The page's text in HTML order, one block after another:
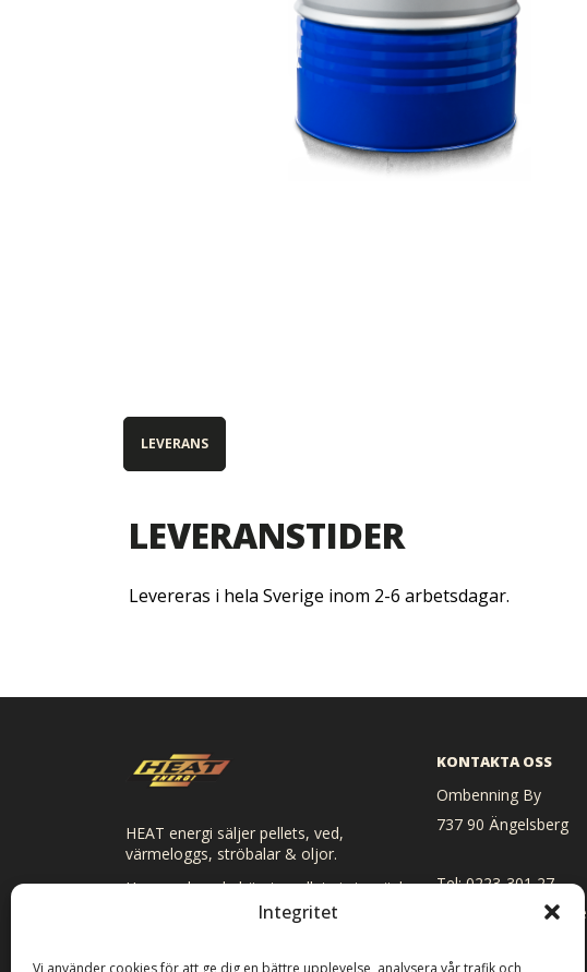
Integritet
Vi använder cookies för att ge dig en bättre upplevelse, analysera vår trafik och
LEVERANS
LEVERANSTIDER
Levereras i hela Sverige inom 2-6 arbetsdagar.
HEAT energi säljer pellets, ved,
värmeloggs, ströbalar & oljor.
Hos oss kan du hämta pellets i storsäck
och småsäck, ved, ströbalar och loggs.
Vi levererar direkt hem till dig om du så
KONTAKTA OSS
Ombenning By
737 90 Ängelsberg
Tel: 0223-301 27
E-post: heat@heat.se